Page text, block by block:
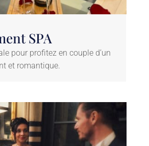
SPA
pour profitez en couple d’un
et romantique.